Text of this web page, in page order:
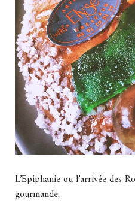
L’Epiphanie ou l’arrivée des
gourmande.